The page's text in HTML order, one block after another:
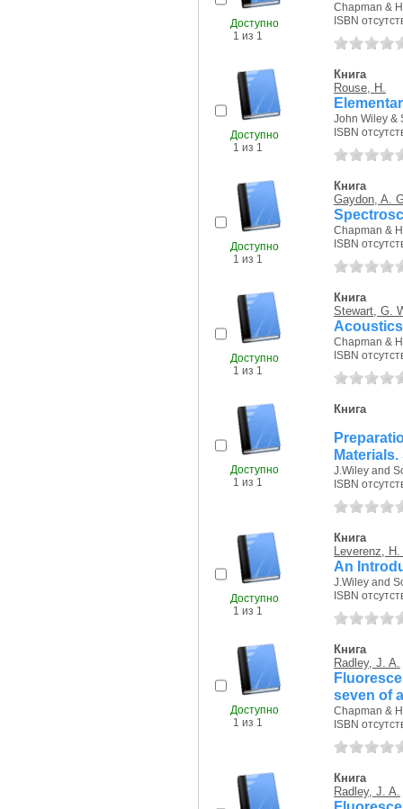
Доступно
1 из 1
Chapman &
ISBN
Доступно
1 из 1
Книга
Rouse, H.
John Wiley &
ISBN
Доступно
1 из 1
Книга
Gaydon, A.
Chapman &
ISBN
Доступно
1 из 1
Книга
Stewart, G.
Chapman &
ISBN
Доступно
1 из 1
Книга
J.Wiley and
ISBN
Доступно
1 из 1
Книга
Leverenz, H.
An
J.Wiley and
ISBN
Доступно
1 из 1
Книга
Radley, J. A.
seven of
Chapman &
ISBN
Книга
Radley, J. A.